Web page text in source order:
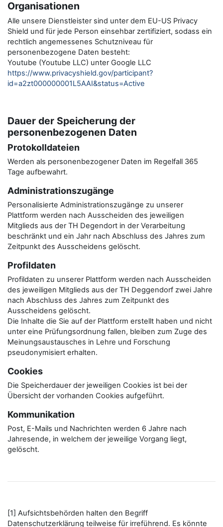
Organisationen
Alle unsere Dienstleister sind unter dem EU-US Privacy
Shield und für jede Person einsehbar zertifiziert, sodass ein
rechtlich angemessenes Schutzniveau für
personenbezogene Daten besteht:
Youtube (Youtube LLC) unter Google LLC
https://www.privacyshield.gov/participant?
id=a2zt000000001L5AAI&status=Active
Dauer der Speicherung der
personenbezogenen Daten
Protokolldateien
Werden als personenbezogener Daten im Regelfall 365
Tage aufbewahrt.
Administrationszugänge
Personalisierte Administrationszugänge zu unserer
Plattform werden nach Ausscheiden des jeweiligen
Mitglieds aus der TH Degendort in der Verarbeitung
beschränkt und ein Jahr nach Abschluss des Jahres zum
Zeitpunkt des Ausscheidens gelöscht.
Profildaten
Profildaten zu unserer Plattform werden nach Ausscheiden
des jeweiligen Mitglieds aus der TH Deggendorf zwei Jahre
nach Abschluss des Jahres zum Zeitpunkt des
Ausscheidens gelöscht.
Die Inhalte die Sie auf der Plattform erstellt haben und nicht
unter eine Prüfungsordnung fallen, bleiben zum Zuge des
Meinungsaustausches in Lehre und Forschung
pseudonymisiert erhalten.
Cookies
Die Speicherdauer der jeweiligen Cookies ist bei der
Übersicht der vorhanden Cookies aufgeführt.
Kommunikation
Post, E-Mails und Nachrichten werden 6 Jahre nach
Jahresende, in welchem der jeweilige Vorgang liegt,
gelöscht.
[1] Aufsichtsbehörden halten den Begriff
Datenschutzerklärung teilweise für irreführend. Es könnte